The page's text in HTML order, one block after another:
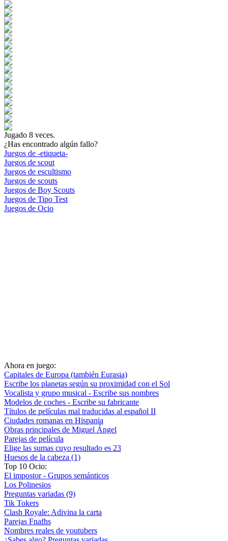
Jugado 8 veces.
¿Has encontrado algún fallo?
Juegos de -etiqueta-
Juegos de scout
Juegos de escultismo
Juegos de scouts
Juegos de Boy Scouts
Juegos de Tipo Test
Juegos de Ocio
Ahora en juego:
Capitales de Europa (también Eurasia)
Escribe los planetas según su proximidad con el Sol
Vocalista y grupo musical - Escribe sus nombres
Modelos de coches - Escribe su fabricante
Títulos de películas mal traducidas al español II
Ciudades romanas en Hispania
Obras principales de Miguel Ángel
Parejas de película
Elige las sumas cuyo resultado es 23
Huesos de la cabeza (1)
Top 10 Ocio:
El impostor - Grupos semánticos
Los Polinesios
Preguntas variadas (9)
Tik Tokers
Clash Royale: Adivina la carta
Parejas Fnafhs
Nombres reales de youtubers